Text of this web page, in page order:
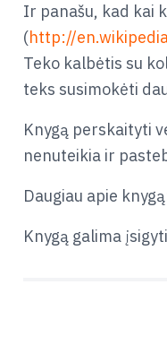
Ir panašu, kad kai
(http://
Teko kalbėtis su
teks susimokėti
Knygą perskaityti
nenuteikia ir
Daugiau apie
Knygą galima